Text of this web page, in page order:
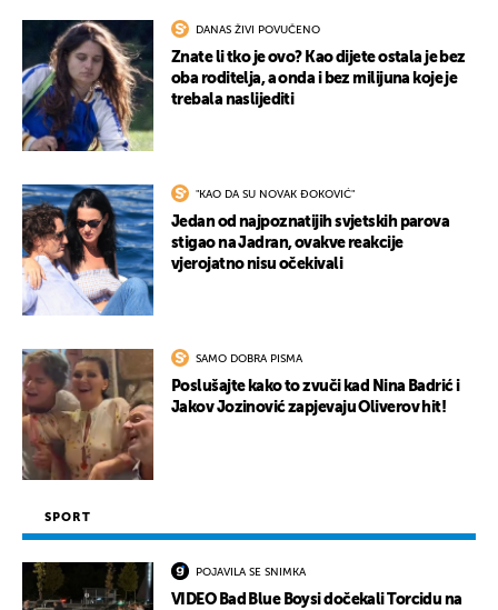
DANAS ŽIVI POVUČENO
Znate li tko je ovo? Kao dijete ostala je bez
oba roditelja, a onda i bez milijuna koje je
trebala naslijediti
"KAO DA SU NOVAK ĐOKOVIĆ"
Jedan od najpoznatijih svjetskih parova
stigao na Jadran, ovakve reakcije
vjerojatno nisu očekivali
SAMO DOBRA PISMA
Poslušajte kako to zvuči kad Nina Badrić i
Jakov Jozinović zapjevaju Oliverov hit!
SPORT
POJAVILA SE SNIMKA
VIDEO Bad Blue Boysi dočekali Torcidu na